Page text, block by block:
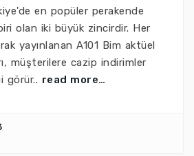
en popüler perakende
olan iki büyük zincirdir. Her
yayınlanan A101 Bim aktüel
müşterilere cazip indirimler
görür.. read more…